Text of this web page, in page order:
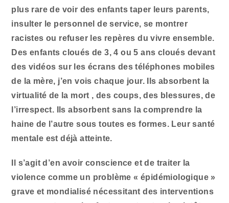
plus rare de voir des enfants taper leurs parents,
insulter le personnel de service, se montrer
racistes ou refuser les repères du vivre ensemble.
Des enfants cloués de 3, 4 ou 5 ans cloués devant
des vidéos sur les écrans des téléphones mobiles
de la mère, j’en vois chaque jour. Ils absorbent la
virtualité de la mort , des coups, des blessures, de
l’irrespect. Ils absorbent sans la comprendre la
haine de l’autre sous toutes es formes. Leur santé
mentale est déjà atteinte.
Il s’agit d’en avoir conscience et de traiter la
violence comme un problème « épidémiologique »
grave et mondialisé nécessitant des interventions